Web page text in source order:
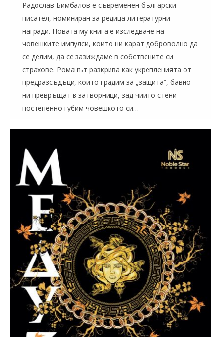
Радослав Бимбалов е съвременен български
писател, номиниран за редица литературни
награди. Новата му книга е изследване на
човешките импулси, които ни карат доброволно да
се делим, да се зазиждаме в собствените си
страхове. Романът разкрива как укрепленията от
предразсъдъци, които градим за „защита“, бавно
ни превръщат в затворници, зад чиито стени
постепенно губим човешкото си…